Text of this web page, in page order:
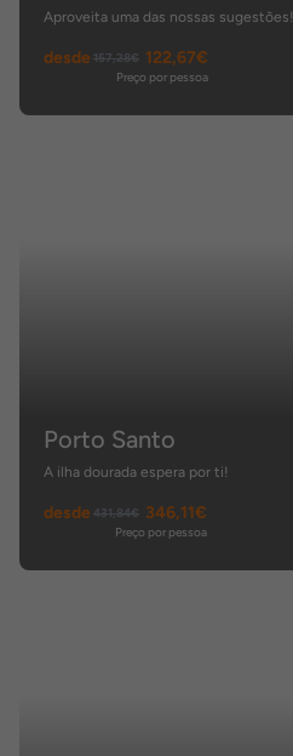
Aproveita uma das nossas sugestões!
desde 157,28€ 122,67€
Preço por pessoa
Porto Santo
A ilha dourada espera por ti!
desde 431,84€ 346,11€
Preço por pessoa